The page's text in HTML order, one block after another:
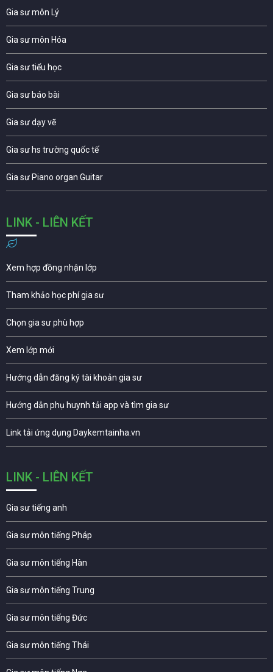
Gia sư môn Lý
Gia sư môn Hóa
Gia sư tiểu học
Gia sư báo bài
Gia sư dạy vẽ
Gia sư hs trường quốc tế
Gia sư Piano organ Guitar
LINK - LIÊN KẾT
Xem hợp đồng nhận lớp
Tham khảo học phí gia sư
Chọn gia sư phù hợp
Xem lớp mới
Hướng dẫn đăng ký tài khoản gia sư
Hướng dẫn phụ huynh tải app và tìm gia sư
Link tải ứng dụng Daykemtainha.vn
LINK - LIÊN KẾT
Gia sư tiếng anh
Gia sư môn tiếng Pháp
Gia sư môn tiếng Hàn
Gia sư môn tiếng Trung
Gia sư môn tiếng Đức
Gia sư môn tiếng Thái